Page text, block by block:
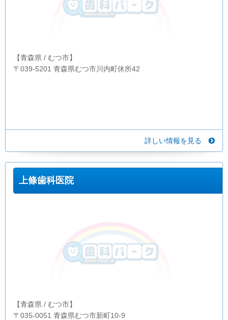
【青森県 / むつ市】
〒039-5201 青森県むつ市川内町休所42
詳しい情報を見る
上條歯科医院
【青森県 / むつ市】
〒035-0051 青森県むつ市新町10-9